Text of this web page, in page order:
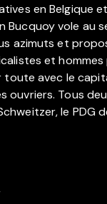
en Belgique
Bucquoy vole au
azimuts et
et
toute avec le
ouvriers. Tous
le PDG